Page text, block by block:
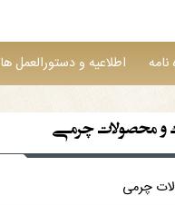
نامه اطلاعیه و دستورالعمل ها
و محصولات چرمی
چرمی